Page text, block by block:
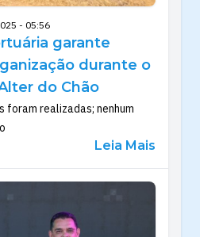
- 05:56
garante
durante o
do Chão
foram realizadas; nenhum
Leia Mais